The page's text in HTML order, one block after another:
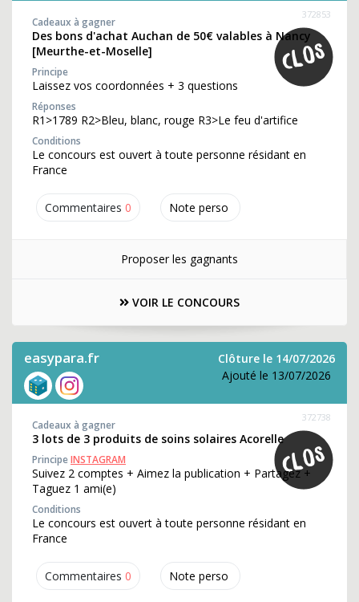
Commentaires 0 Note perso
372853
Cadeaux à gagner
Des bons d'achat Auchan de 50€ valables à Nancy
[Meurthe-et-Moselle]
Principe
Laissez vos coordonnées + 3 questions
Réponses
R1>1789 R2>Bleu, blanc, rouge R3>Le feu d'artifice
Conditions
Le concours est ouvert à toute personne résidant en
France
Proposer les gagnants
VOIR LE CONCOURS
easypara.fr
Clôture le 14/07/2026
Ajouté le 13/07/2026
Commentaires 0 Note perso
372738
Cadeaux à gagner
3 lots de 3 produits de soins solaires Acorelle
PrincipeINSTAGRAM
Suivez 2 comptes + Aimez la publication + Partagez +
Taguez 1 ami(e)
Conditions
Le concours est ouvert à toute personne résidant en
France